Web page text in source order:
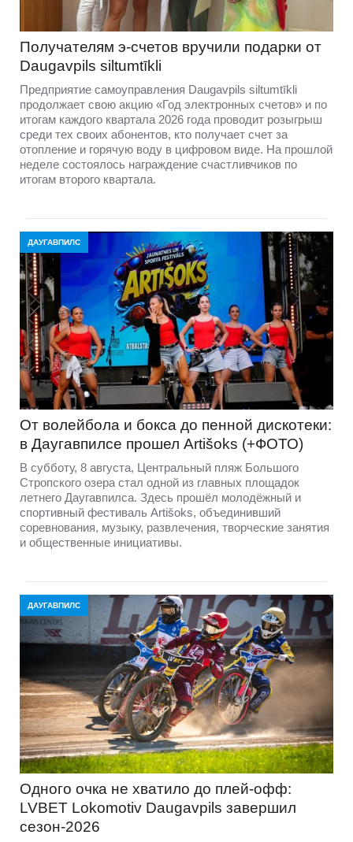
Получателям э-счетов вручили подарки от
Daugavpils siltumtīkli
Предприятие самоуправления Daugavpils siltumtīkli
продолжает свою акцию «Год электронных счетов» и по
итогам каждого квартала 2026 года проводит розыгрыш
среди тех своих абонентов, кто получает счет за
отопление и горячую воду в цифровом виде. На прошлой
неделе состоялось награждение счастливчиков по
итогам второго квартала.
ДАУГАВПИЛС
От волейбола и бокса до пенной дискотеки:
в Даугавпилсе прошел Artišoks (+ФОТО)
В субботу, 8 августа, Центральный пляж Большого
Стропского озера стал одной из главных площадок
летнего Даугавпилса. Здесь прошёл молодёжный и
спортивный фестиваль Artišoks, объединивший
соревнования, музыку, развлечения, творческие занятия
и общественные инициативы.
ДАУГАВПИЛС
Одного очка не хватило до плей-офф:
LVBET Lokomotiv Daugavpils завершил
сезон-2026